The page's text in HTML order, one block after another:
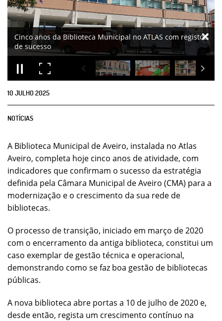
10 JULHO2025
NOTÍCIAS
A Biblioteca Municipal de Aveiro, instalada no Atlas
Aveiro, completa hoje cinco anos de atividade, com
indicadores que confirmam o sucesso da estratégia
definida pela Câmara Municipal de Aveiro (CMA) para a
modernização e o crescimento da sua rede de
bibliotecas.
O processo de transição, iniciado em março de 2020
com o encerramento da antiga biblioteca, constitui um
caso exemplar de gestão técnica e operacional,
demonstrando como se faz boa gestão de bibliotecas
públicas.
A nova biblioteca abre portas a 10 de julho de 2020 e,
desde então, regista um crescimento contínuo na